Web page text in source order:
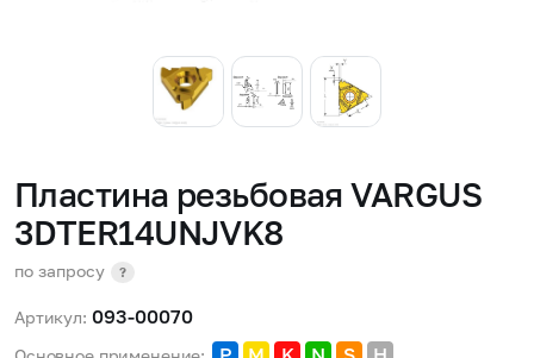
Пластина резьбовая VARGUS
3DTER14UNJVK8
по запросу ?
Артикул: 093-00070